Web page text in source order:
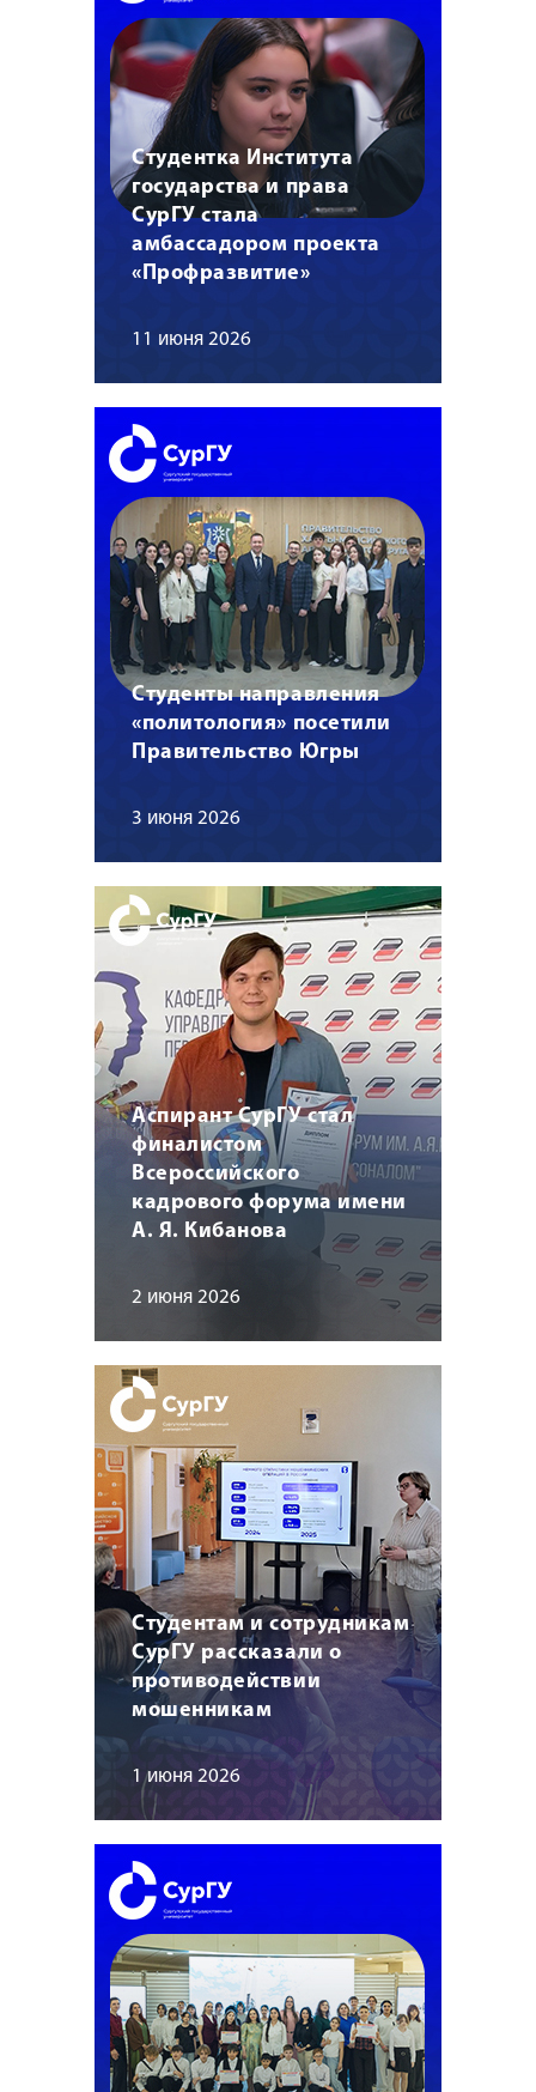
Студентка Института
государства и права
СурГУ стала
амбассадором проекта
«Профразвитие»
11 июня 2026
Студенты направления
«политология» посетили
Правительство Югры
3 июня 2026
Аспирант СурГУ стал
финалистом
Всероссийского
кадрового форума имени
А. Я. Кибанова
2 июня 2026
Студентам и сотрудникам
СурГУ рассказали о
противодействии
мошенникам
1 июня 2026